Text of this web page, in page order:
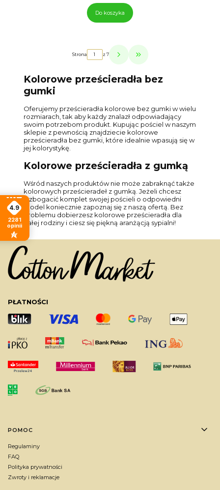
Do koszyka
Strona z 7
Przejdź do ostatniej strony z
Kolorowe prześcieradła bez
gumki
Oferujemy prześcieradła kolorowe bez gumki w wielu
rozmiarach, tak aby każdy znalazł odpowiadający
swoim potrzebom produkt. Kupując pościel w naszym
sklepie z pewnością znajdziecie kolorowe
prześcieradła bez gumki, które idealnie wpasują się w
jej kolorystykę.
Kolorowe prześcieradła z gumką
Wśród naszych produktów nie może zabraknąć także
kolorowych prześcieradeł z gumką. Jeżeli chcesz
wzbogacić komplet swojej pościeli o odpowiedni
model koniecznie zapoznaj się z naszą ofertą. Bez
problemu dobierzesz kolorowe prześcieradła dla
całej rodziny i ciesz się piękną aranżącją sypialni!
PŁATNOŚCI
Linki w stopce
POMOC
Regulaminy
FAQ
Polityka prywatności
Zwroty i reklamacje
4.9
2281
opinii